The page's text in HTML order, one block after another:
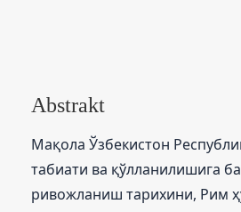
Abstrakt
Мақола Ўзбекистон
табиати ва қўлланилишига
ривожланиш тарихини, Рим